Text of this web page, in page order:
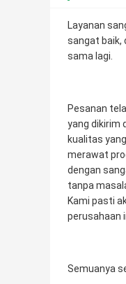
Layanan
sangat baik,
sama lagi.
Pesanan
yang dikirim
kualitas
merawat
dengan
tanpa
Kami pasti
perusahaan
Semuanya